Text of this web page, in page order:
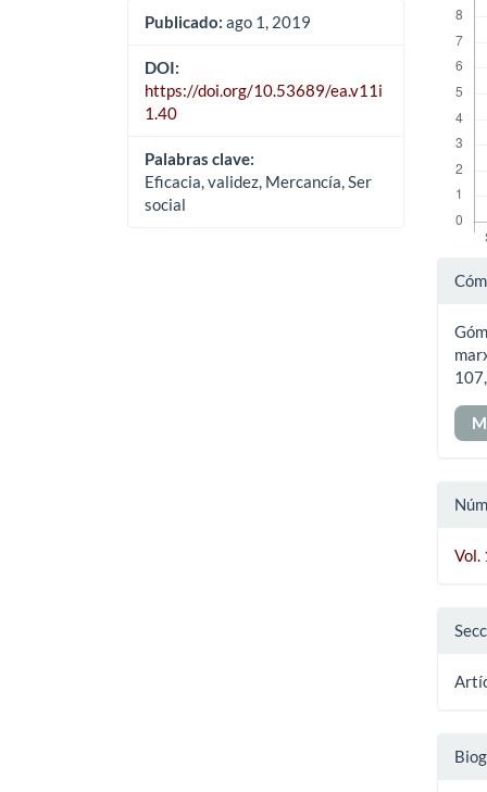
Publicado: ago 1, 2019
DOI:
https://doi.org/10.53689/ea.v11i
1.40
Palabras clave:
Eficacia, validez, Mercancía, Ser
social
Vol.